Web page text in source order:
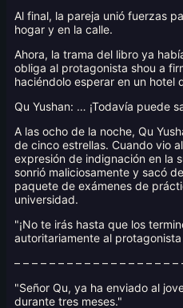
Al final, la pareja unió fuerzas
hogar y en la calle.
Ahora, la trama del libro ya
obliga al protagonista shou a
haciéndolo esperar en un hotel
Qu Yushan: … ¡Todavía puede
A las ocho de la noche, Qu
de cinco estrellas. Cuando vio
expresión de indignación en la
sonrió maliciosamente y sacó
paquete de exámenes de
universidad.
"¡No te irás hasta que los
autoritariamente al protagonista
– – – – – – – – – – – – – – – – – – –
"Señor Qu, ya ha enviado al
durante tres meses."